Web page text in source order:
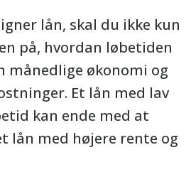
lån, skal du ikke kun
på, hvordan løbetiden
månedlige økonomi og
Et lån med lav
kan ende med at
lån med højere rente og